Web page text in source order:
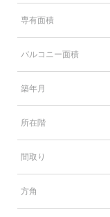
専有面積
バルコニー面積
築年月
所在階
間取り
方角